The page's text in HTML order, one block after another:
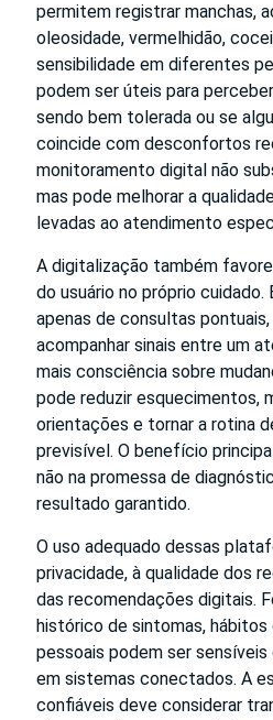
permitem registrar manchas,
oleosidade, vermelhidão,
sensibilidade em diferentes
podem ser úteis para
sendo bem tolerada ou se
coincide com desconfortos
monitoramento digital não
mas pode melhorar a
levadas ao atendimento
A digitalização também
do usuário no próprio cuidado.
apenas de consultas
acompanhar sinais entre um
mais consciência sobre
pode reduzir esquecimentos,
orientações e tornar a rotina
previsível. O benefício
não na promessa de
resultado garantido.
O uso adequado dessas
privacidade, à qualidade dos
das recomendações digitais.
histórico de sintomas, hábitos
pessoais podem ser sensíveis
em sistemas conectados. A
confiáveis deve considerar